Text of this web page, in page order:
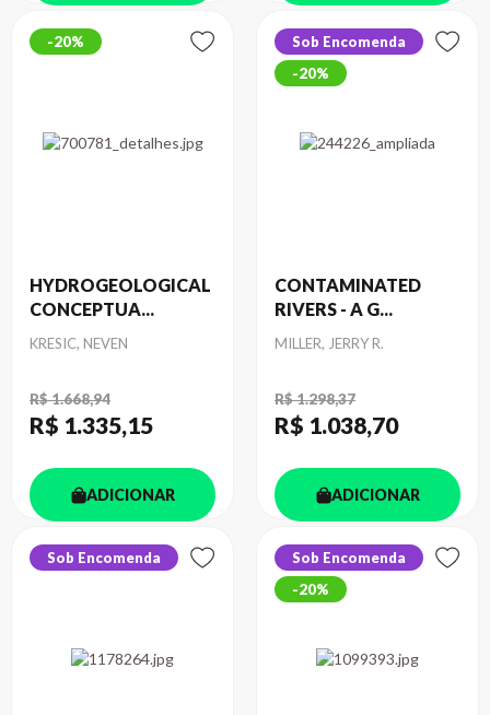
20%
HYDROGEOLOGICAL
CONCEPTUA...
Autor
KRESIC, NEVEN
R$ 1.668,94
R$ 1.335,15
ADICIONAR
Sob Encomenda
20%
CONTAMINATED
RIVERS - A G...
Autor
MILLER, JERRY R.
R$ 1.298,37
R$ 1.038,70
ADICIONAR
Sob Encomenda
Sob Encomenda
20%